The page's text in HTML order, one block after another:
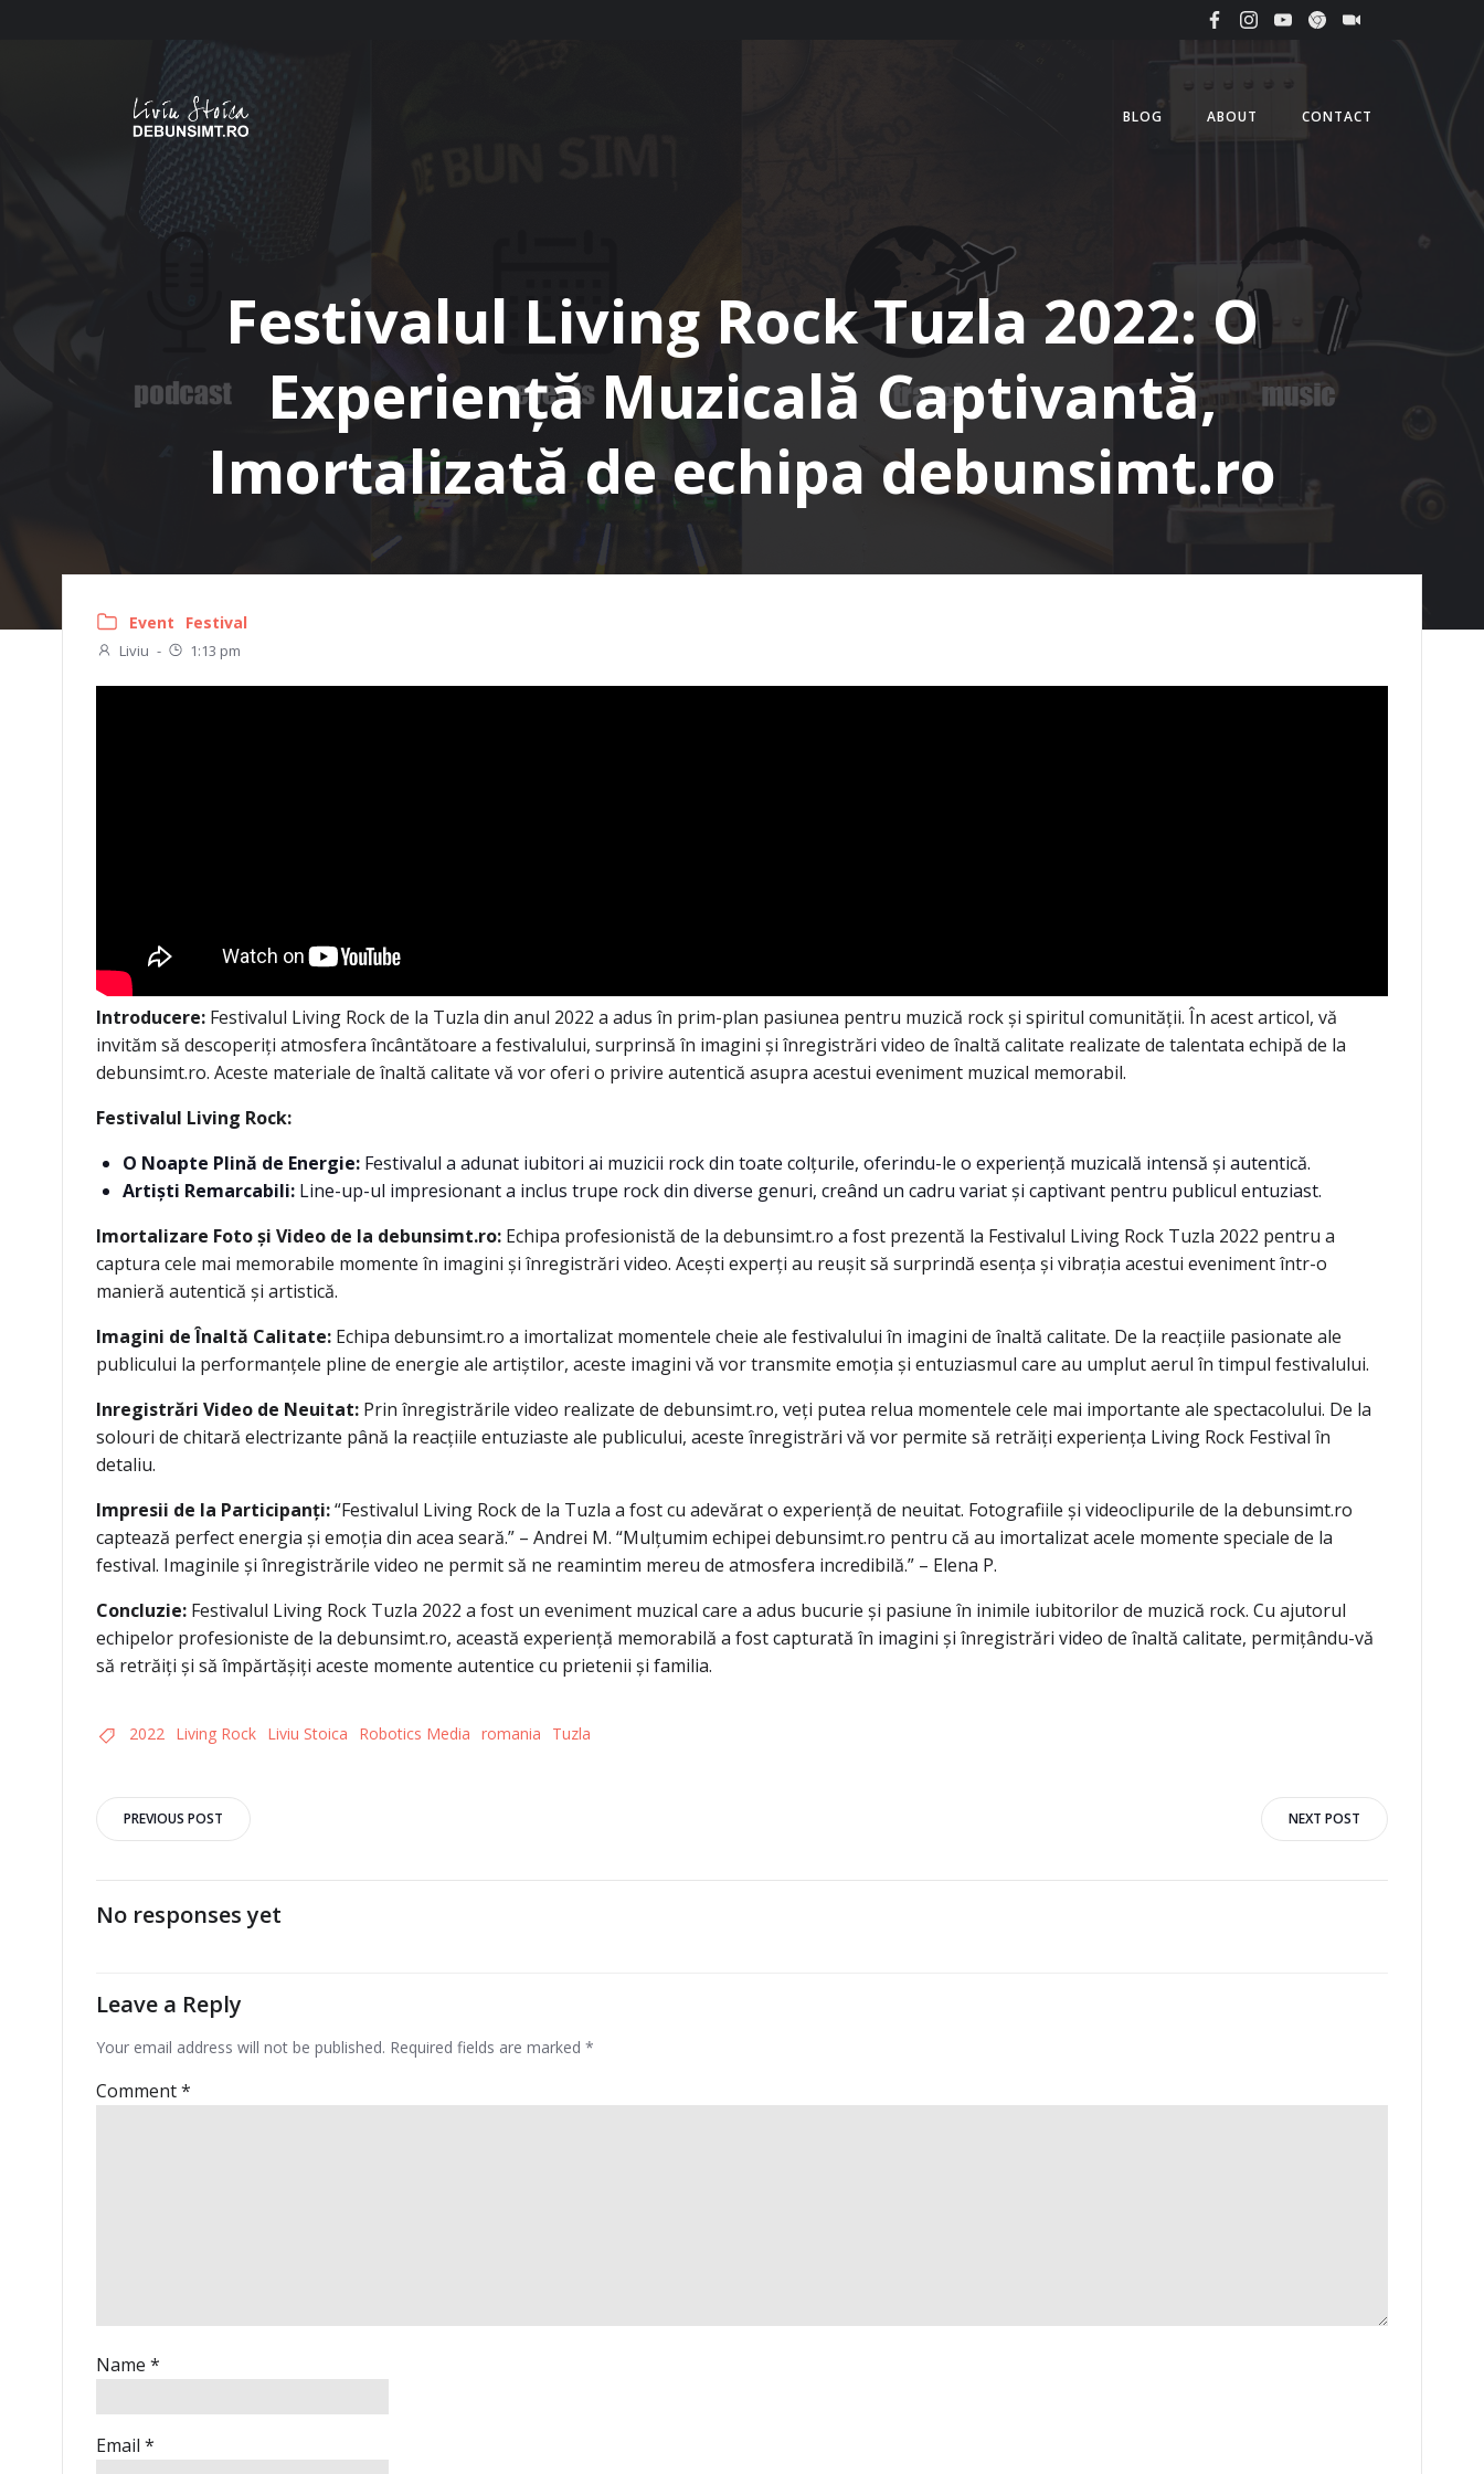
BLOG ABOUT CONTACT
Festivalul Living Rock Tuzla 2022: O
Experiență Muzicală Captivantă,
Imortalizată de echipa debunsimt.ro
Event Festival
Liviu - 1:13 pm
Introducere: Festivalul Living Rock de la Tuzla din anul 2022 a adus în prim-plan pasiunea pentru muzică rock și spiritul comunității. În acest articol, vă
invităm să descoperiți atmosfera încântătoare a festivalului, surprinsă în imagini și înregistrări video de înaltă calitate realizate de talentata echipă de la
debunsimt.ro. Aceste materiale de înaltă calitate vă vor oferi o privire autentică asupra acestui eveniment muzical memorabil.
Festivalul Living Rock:
O Noapte Plină de Energie: Festivalul a adunat iubitori ai muzicii rock din toate colțurile, oferindu-le o experiență muzicală intensă și autentică.
Artiști Remarcabili: Line-up-ul impresionant a inclus trupe rock din diverse genuri, creând un cadru variat și captivant pentru publicul entuziast.
Imortalizare Foto și Video de la debunsimt.ro: Echipa profesionistă de la debunsimt.ro a fost prezentă la Festivalul Living Rock Tuzla 2022 pentru a
captura cele mai memorabile momente în imagini și înregistrări video. Acești experți au reușit să surprindă esența și vibrația acestui eveniment într-o
manieră autentică și artistică.
Imagini de Înaltă Calitate: Echipa debunsimt.ro a imortalizat momentele cheie ale festivalului în imagini de înaltă calitate. De la reacțiile pasionate ale
publicului la performanțele pline de energie ale artiștilor, aceste imagini vă vor transmite emoția și entuziasmul care au umplut aerul în timpul festivalului.
Inregistrări Video de Neuitat: Prin înregistrările video realizate de debunsimt.ro, veți putea relua momentele cele mai importante ale spectacolului. De la
solouri de chitară electrizante până la reacțiile entuziaste ale publicului, aceste înregistrări vă vor permite să retrăiți experiența Living Rock Festival în
detaliu.
Impresii de la Participanți:“Festivalul Living Rock de la Tuzla a fost cu adevărat o experiență de neuitat. Fotografiile și videoclipurile de la debunsimt.ro
captează perfect energia și emoția din acea seară.” – Andrei M. “Mulțumim echipei debunsimt.ro pentru că au imortalizat acele momente speciale de la
festival. Imaginile și înregistrările video ne permit să ne reamintim mereu de atmosfera incredibilă.” – Elena P.
Concluzie: Festivalul Living Rock Tuzla 2022 a fost un eveniment muzical care a adus bucurie și pasiune în inimile iubitorilor de muzică rock. Cu ajutorul
echipelor profesioniste de la debunsimt.ro, această experiență memorabilă a fost capturată în imagini și înregistrări video de înaltă calitate, permițându-vă
să retrăiți și să împărtășiți aceste momente autentice cu prietenii și familia.
2022 Living Rock Liviu Stoica Robotics Media romania Tuzla
Post
navigation
PREVIOUS POST
navigation
NEXT POST
No responses yet
Leave a Reply
Your email address will not be published. Required fields are marked *
Comment*
Name *
Email *